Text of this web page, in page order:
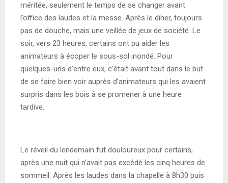
méritée, seulement le temps de se changer avant
l’office des laudes et la messe. Après le dîner, toujours
pas de douche, mais une veillée de jeux de société. Le
soir, vers 23 heures, certains ont pu aider les
animateurs à écoper le sous-sol inondé. Pour
quelques-uns d’entre eux, c’était avant tout dans le but
de se faire bien voir auprès d’animateurs qui les avaient
surpris dans les bois à se promener à une heure
tardive.
Le réveil du lendemain fut douloureux pour certains,
après une nuit qui n’avait pas excédé les cinq heures de
sommeil. Après les laudes dans la chapelle à 8h30 puis